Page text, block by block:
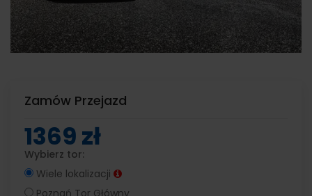
Zamów Przejazd
1369 zł
Wybierz tor:
Wiele lokalizacji